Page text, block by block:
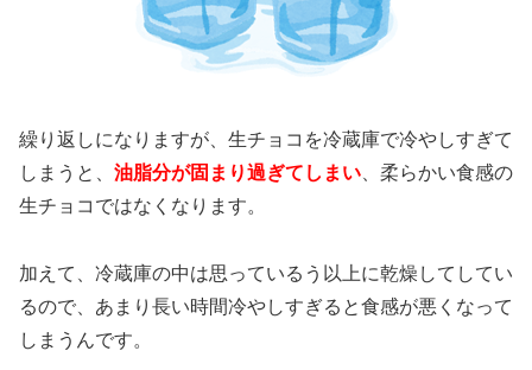
繰り返しになりますが、生チョコを冷蔵庫で冷やしすぎて
しまうと、 油脂分が固まり過ぎてしまい、柔らかい食感の
生チョコではなくなります。
加えて、冷蔵庫の中は思っているう以上に乾燥してしてい
るので、あまり長い時間冷やしすぎると食感が悪くなって
しまうんです。